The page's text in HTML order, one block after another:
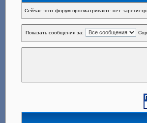
Сейчас этот форум просматривают: нет
Показать сообщения за: